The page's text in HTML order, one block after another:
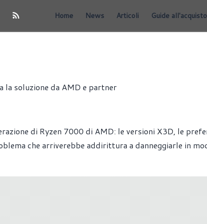
Home News Articoli Guide all'acquisto
la soluzione da AMD e partner
di Ryzen 7000 di AMD: le versioni X3D, le
che arriverebbe addirittura a danneggiarle in